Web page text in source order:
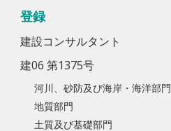
登録
建設コンサルタント
建06 第1375号
河川、砂防及び海岸・海洋部門
地質部門
土質及び基礎部門